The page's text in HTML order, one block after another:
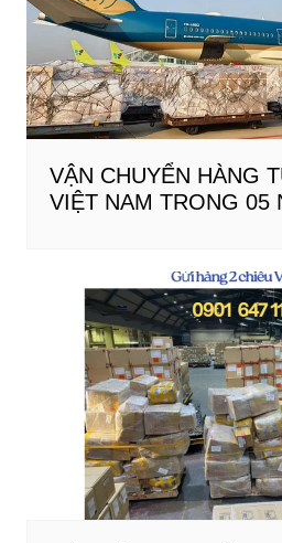
VẬN CHUYỂN HÀNG
VIỆT NAM TRONG 05